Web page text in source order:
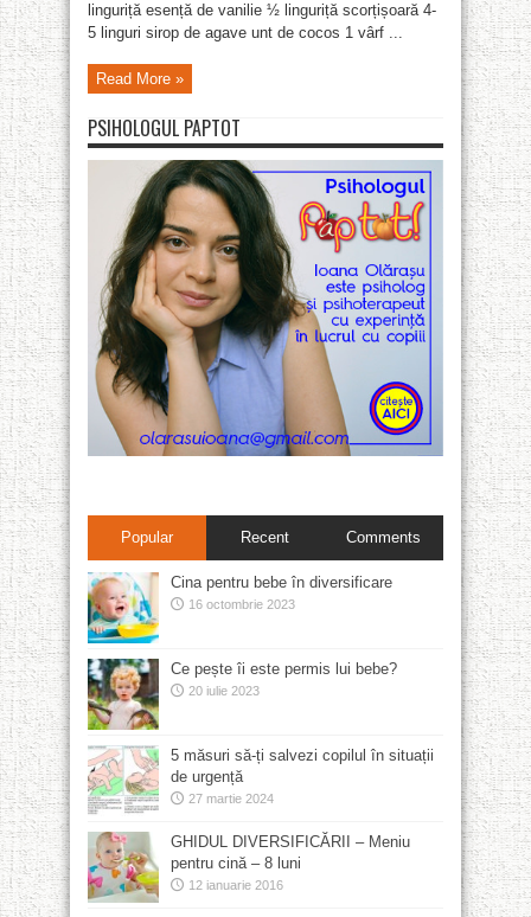
linguriță esență de vanilie ½ linguriță scorțișoară 4-
5 linguri sirop de agave unt de cocos 1 vârf ...
Read More »
PSIHOLOGUL PAPTOT
Popular Recent Comments
Cina pentru bebe în diversificare
16 octombrie 2023
Ce pește îi este permis lui bebe?
20 iulie 2023
5 măsuri să-ți salvezi copilul în situații
de urgență
27 martie 2024
GHIDUL DIVERSIFICĂRII – Meniu
pentru cină – 8 luni
12 ianuarie 2016